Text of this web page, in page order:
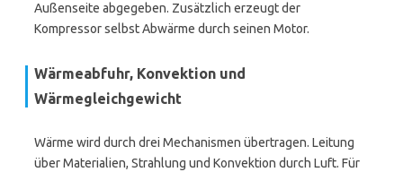
Außenseite abgegeben. Zusätzlich erzeugt der
Kompressor selbst Abwärme durch seinen Motor.
Wärmeabfuhr, Konvektion und
Wärmegleichgewicht
Wärme wird durch drei Mechanismen übertragen. Leitung
über Materialien, Strahlung und Konvektion durch Luft. Für